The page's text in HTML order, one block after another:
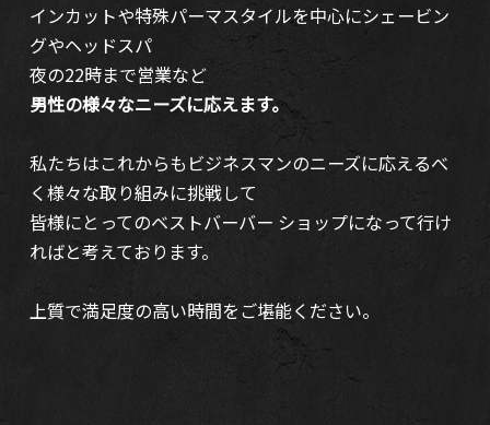
インカットや特殊パーマスタイルを中心にシェービン
グやヘッドスパ
夜の22時まで営業など
男性の様々なニーズに応えます。
私たちはこれからもビジネスマンのニーズに応えるべ
く様々な取り組みに挑戦して
皆様にとってのベストバーバー ショップになって行け
ればと考えております。
上質で満足度の高い時間をご堪能ください。